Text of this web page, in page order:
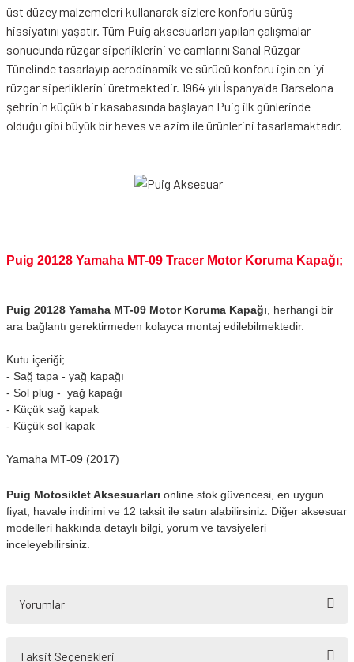
üst düzey malzemeleri kullanarak sizlere konforlu sürüş
hissiyatını yaşatır. Tüm Puig aksesuarları yapılan çalışmalar
sonucunda rüzgar siperliklerini ve camlarını Sanal Rüzgar
Tünelinde tasarlayıp aerodinamik ve sürücü konforu için en iyi
rüzgar siperliklerini üretmektedir. 1964 yılı İspanya'da Barselona
şehrinin küçük bir kasabasında başlayan Puig ilk günlerinde
olduğu gibi büyük bir heves ve azim ile ürünlerini tasarlamaktadır.
Puig 20128 Yamaha MT-09 Tracer Motor Koruma Kapağı;
Puig 20128 Yamaha MT-09 Motor Koruma Kapağı , herhangi bir
ara bağlantı gerektirmeden kolayca montaj edilebilmektedir.
Kutu içeriği;
- Sağ tapa - yağ kapağı
- Sol plug - yağ kapağı
- Küçük sağ kapak
- Küçük sol kapak
Yamaha MT-09 (2017)
Puig Motosiklet Aksesuarları online stok güvencesi, en uygun
fiyat, havale indirimi ve 12 taksit ile satın alabilirsiniz. Diğer aksesuar
modelleri hakkında detaylı bilgi, yorum ve tavsiyeleri
inceleyebilirsiniz.
Yorumlar
Taksit Seçenekleri